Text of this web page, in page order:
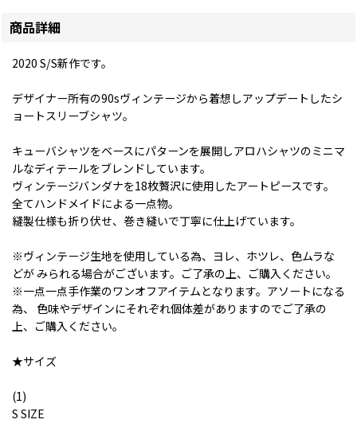
商品詳細
2020 S/S新作です。
デザイナー所有の90sヴィンテージから着想しアップデートしたシ
ョートスリーブシャツ。
キューバシャツをベースにパターンを展開しアロハシャツのミニマ
ルなディテールをブレンドしています。
ヴィンテージバンダナを18枚贅沢に使用したアートピースです。
全てハンドメイドによる一点物。
縫製仕様も折り伏せ、巻き縫いで丁寧に仕上げています。
※ヴィンテージ生地を使用している為、ヨレ、ホツレ、色ムラな
どが みられる場合がございます。ご了承の上、ご購入ください。
※一点一点手作業のワンオフアイテムとなります。アソートになる
為、 色味やデザインにそれぞれ個体差がありますのでご了承の
上、ご購入ください。
★サイズ
(1)
S SIZE